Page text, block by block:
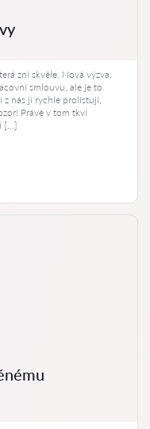
zní skvěle. Nová výzva,
smlouvu, ale je to
nás ji rychle prolistují,
Právě v tom tkví
[…]